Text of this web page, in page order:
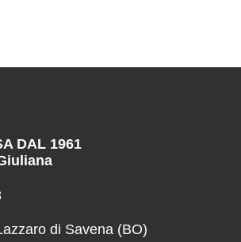
DAL 1961
di Savena (BO)